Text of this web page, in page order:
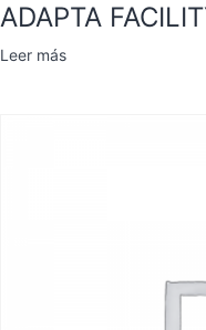
ADAPTA
Leer más